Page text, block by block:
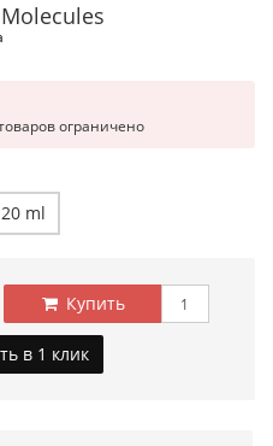
ограничено
20 ml
Купить
в 1 клик